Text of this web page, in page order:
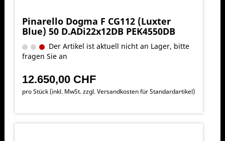
Pinarello Dogma F CG112 (Luxter
Blue) 50 D.ADi22x12DB PEK4550DB
Der Artikel ist aktuell nicht an Lager, bitte
fragen Sie an
12.650,00 CHF
pro Stück (inkl. MwSt. zzgl.Versandkosten für Standardartikel)